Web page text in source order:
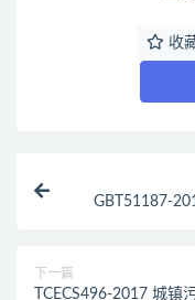
收
GBT51187-
下一篇
TCECS496-2017 城镇